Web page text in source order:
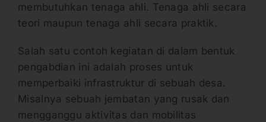
membutuhkan tenaga ahli. Tenaga ahli secara
teori maupun tenaga ahli secara praktik.
Salah satu contoh kegiatan di dalam bentuk
pengabdian ini adalah proses untuk
memperbaiki infrastruktur di sebuah desa.
Misalnya sebuah jembatan yang rusak dan
mengganggu aktivitas dan mobilitas